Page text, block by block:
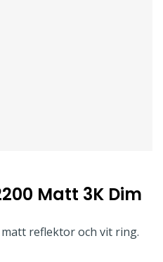
Matt 3K Dim
reflektor och vit ring.